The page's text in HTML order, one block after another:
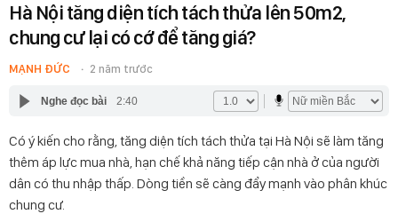
Hà Nội tăng diện tích tách thửa lên 50m2,
chung cư lại có cớ để tăng giá?
MẠNH ĐỨC 2 năm trước
Nghe đọc bài 2:40
Có ý kiến cho rằng, tăng diện tích tách thửa tại Hà Nội sẽ làm tăng
thêm áp lực mua nhà, hạn chế khả năng tiếp cận nhà ở của người
dân có thu nhập thấp. Dòng tiền sẽ càng đẩy mạnh vào phân khúc
chung cư.